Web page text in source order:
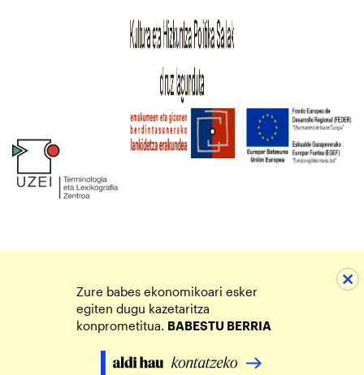
Zure babes ekonomikoari esker
egiten dugu kazetaritza
konprometitua. BABESTU BERRIA